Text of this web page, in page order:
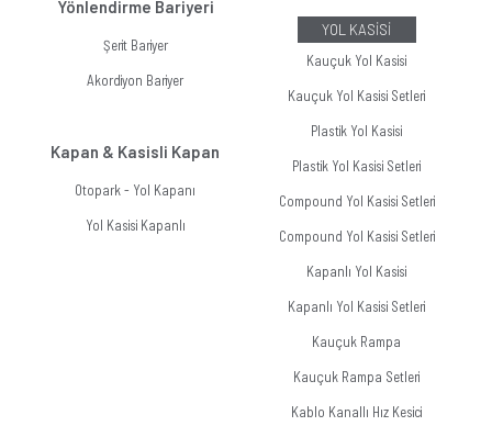
Yönlendirme Bariyeri
Şerit Bariyer
Akordiyon Bariyer
Kapan & Kasisli Kapan
Otopark - Yol Kapanı
Yol Kasisi Kapanlı
YOL KASİSİ
Kauçuk Yol Kasisi
Kauçuk Yol Kasisi Setleri
Plastik Yol Kasisi
Plastik Yol Kasisi Setleri
Compound Yol Kasisi Setleri
Compound Yol Kasisi Setleri
Kapanlı Yol Kasisi
Kapanlı Yol Kasisi Setleri
Kauçuk Rampa
Kauçuk Rampa Setleri
Kablo Kanallı Hız Kesici